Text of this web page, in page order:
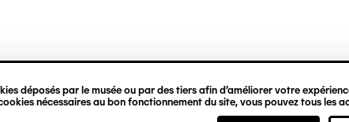
déposés par le musée ou par des tiers afin d’améliorer votre
nécessaires au bon fonctionnement du site, vous pouvez tous les